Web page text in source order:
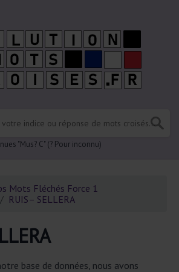
"Mus? C" (? Pour inconnu)
Mots Fléchés Force 1
RUIS– SELLERA
base de données, nous avons